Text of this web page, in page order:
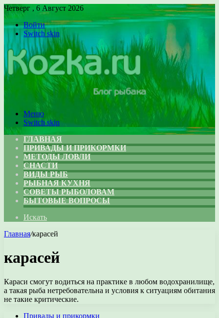
Четверг , 6 Август 2026
Войти
Switch skin
Меню
Switch skin
ГЛАВНАЯ
ПРИВАДЫ И ПРИКОРМКИ
МЕТОДЫ ЛОВЛИ
СНАСТИ
ВИДЫ РЫБ
РЫБНАЯ КУХНЯ
СОВЕТЫ РЫБОЛОВАМ
БЫТОВЫЕ ВОПРОСЫ
Искать
Главная/карасей
карасей
Караси смогут водиться на практике в любом водохранилище,
а такая рыба нетребовательна и условия к ситуациям обитания
не такие критические.
Привады и прикормки